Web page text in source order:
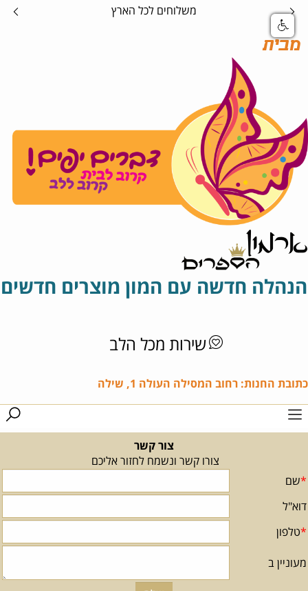
משלוחים לכל הארץ
מבית
הנהלה חדשה עם המון מוצרים חדשים
שירות מכל הלב
כתובת החנות: רחוב המסילה העולה 1, שילה
צור קשר
צורו קשר ונשמח לחזור אליכם